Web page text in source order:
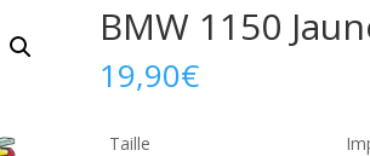
BMW 1150
19,90€
Taille